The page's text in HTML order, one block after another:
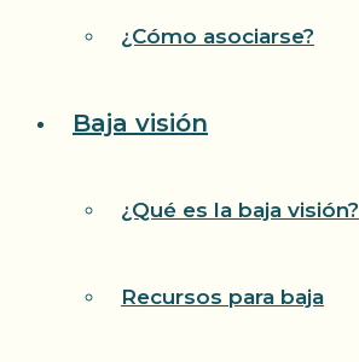
¿Cómo asociarse?
Baja visión
¿Qué es la baja visión?
Recursos para baja